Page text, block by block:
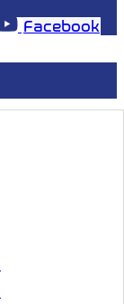
Facebook